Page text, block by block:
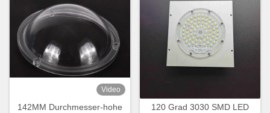
Video
142MM Durchmesser-hohe
120 Grad 3030 SMD LED